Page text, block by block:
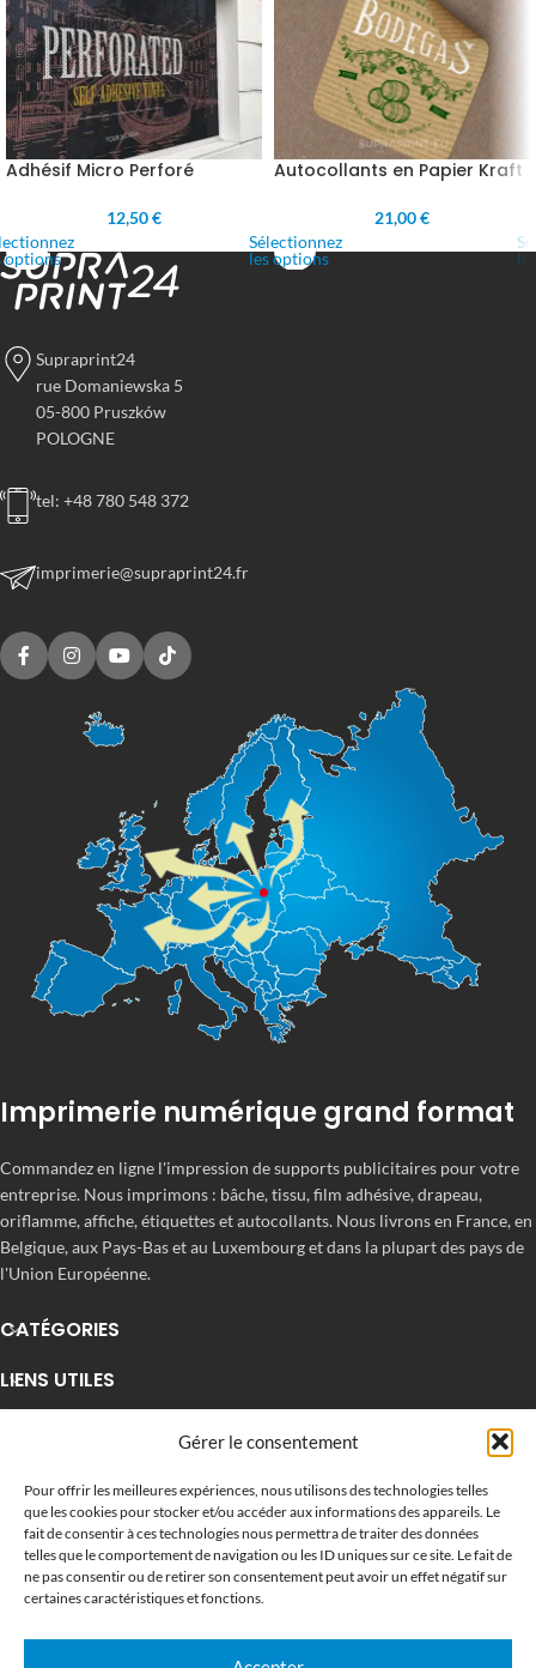
Gérer le consentement
Pour offrir les meilleures expériences, nous utilisons des technologies telles
que les cookies pour stocker et/ou accéder aux informations des appareils. Le
fait de consentir à ces technologies nous permettra de traiter des données
telles que le comportement de navigation ou les ID uniques sur ce site. Le fait de
ne pas consentir ou de retirer son consentement peut avoir un effet négatif sur
certaines caractéristiques et fonctions.
Adhésif Micro Perforé
12,50 €
options
Autocollants en Papier Kraft
21,00 €
Sélectionnez
les options
Supraprint24
rue Domaniewska 5
05-800 Pruszków
POLOGNE
tel: +48 780 548 372
imprimerie@supraprint24.fr
Imprimerie numérique grand format
Commandez en ligne l'impression de supports publicitaires pour votre
entreprise. Nous imprimons : bâche, tissu, film adhésive, drapeau,
oriflamme, affiche, étiquettes et autocollants. Nous livrons en France, en
Belgique, aux Pays-Bas et au Luxembourg et dans la plupart des pays de
l'Union Européenne.
CATÉGORIES
LIENS UTILES